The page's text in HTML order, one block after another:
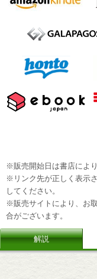
※販売開始日は書店により
※リンク先が正しく表示
してください。
※販売サイトにより、お
合がございます。
解説